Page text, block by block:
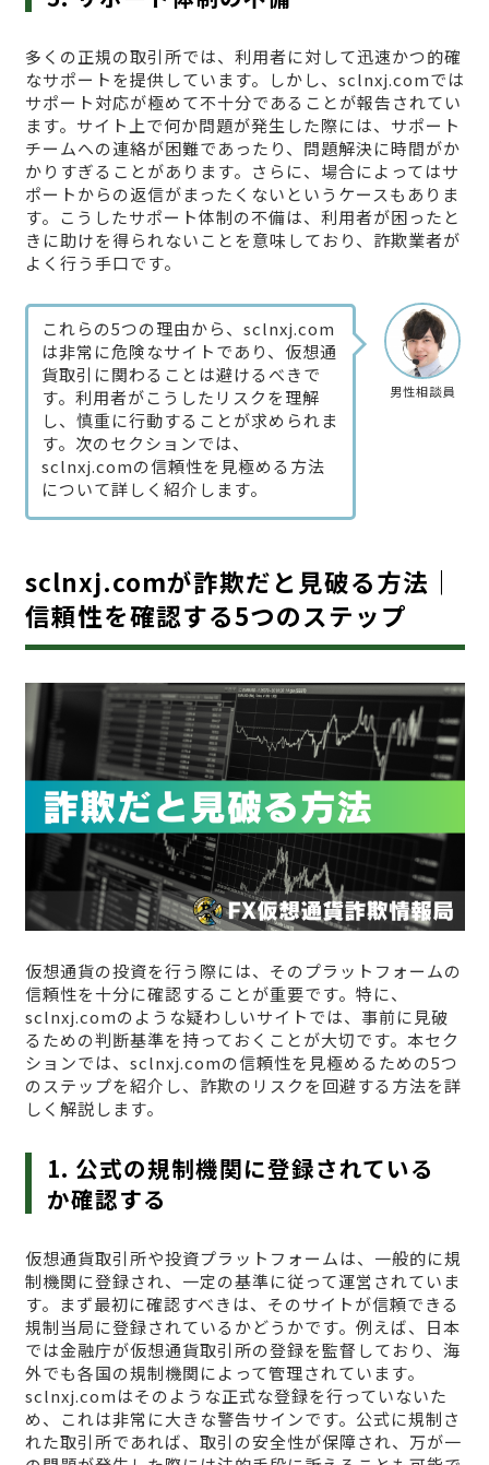
多くの正規の取引所では、利用者に対して迅速かつ的確
なサポートを提供しています。しかし、sclnxj.comでは
サポート対応が極めて不十分であることが報告されてい
ます。サイト上で何か問題が発生した際には、サポート
チームへの連絡が困難であったり、問題解決に時間がか
かりすぎることがあります。さらに、場合によってはサ
ポートからの返信がまったくないというケースもありま
す。こうしたサポート体制の不備は、利用者が困ったと
きに助けを得られないことを意味しており、詐欺業者が
よく行う手口です。
男性相談員
これらの5つの理由から、sclnxj.com
は非常に危険なサイトであり、仮想通
貨取引に関わることは避けるべきで
す。利用者がこうしたリスクを理解
し、慎重に行動することが求められま
す。次のセクションでは、
sclnxj.comの信頼性を見極める方法
について詳しく紹介します。
sclnxj.comが詐欺だと見破る方法｜
信頼性を確認する5つのステップ
仮想通貨の投資を行う際には、そのプラットフォームの
信頼性を十分に確認することが重要です。特に、
sclnxj.comのような疑わしいサイトでは、事前に見破
るための判断基準を持っておくことが大切です。本セク
ションでは、sclnxj.comの信頼性を見極めるための5つ
のステップを紹介し、詐欺のリスクを回避する方法を詳
しく解説します。
1. 公式の規制機関に登録されている
か確認する
仮想通貨取引所や投資プラットフォームは、一般的に規
制機関に登録され、一定の基準に従って運営されていま
す。まず最初に確認すべきは、そのサイトが信頼できる
規制当局に登録されているかどうかです。例えば、日本
では金融庁が仮想通貨取引所の登録を監督しており、海
外でも各国の規制機関によって管理されています。
sclnxj.comはそのような正式な登録を行っていないた
め、これは非常に大きな警告サインです。公式に規制さ
れた取引所であれば、取引の安全性が保障され、万が一